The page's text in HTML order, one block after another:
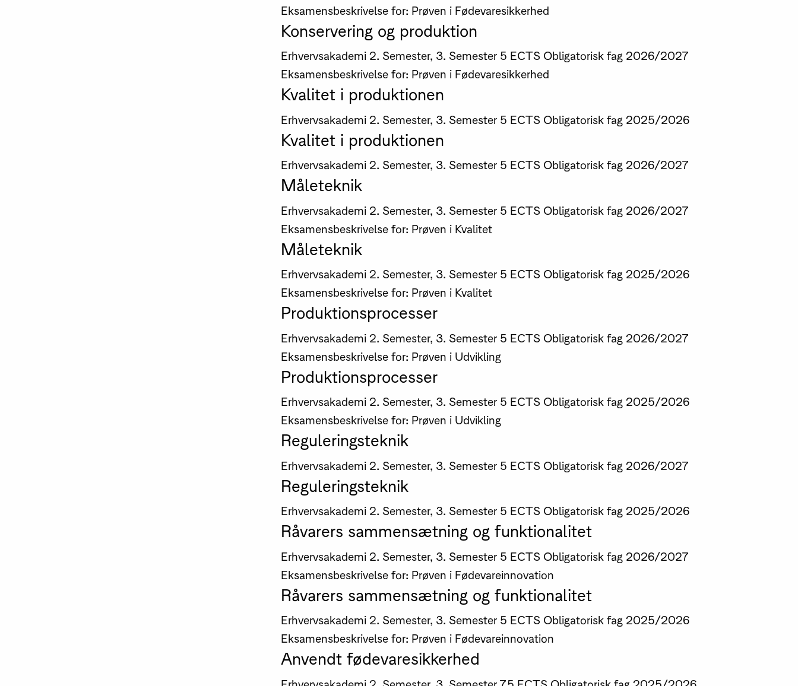
Eksamensbeskrivelse for: Prøven i Fødevaresikkerhed
Konservering og produktion
Erhvervsakademi 2. Semester, 3. Semester 5 ECTS Obligatorisk fag 2026/2027
Eksamensbeskrivelse for: Prøven i Fødevaresikkerhed
Kvalitet i produktionen
Erhvervsakademi 2. Semester, 3. Semester 5 ECTS Obligatorisk fag 2025/2026
Kvalitet i produktionen
Erhvervsakademi 2. Semester, 3. Semester 5 ECTS Obligatorisk fag 2026/2027
Måleteknik
Erhvervsakademi 2. Semester, 3. Semester 5 ECTS Obligatorisk fag 2026/2027
Eksamensbeskrivelse for: Prøven i Kvalitet
Måleteknik
Erhvervsakademi 2. Semester, 3. Semester 5 ECTS Obligatorisk fag 2025/2026
Eksamensbeskrivelse for: Prøven i Kvalitet
Produktionsprocesser
Erhvervsakademi 2. Semester, 3. Semester 5 ECTS Obligatorisk fag 2026/2027
Eksamensbeskrivelse for: Prøven i Udvikling
Produktionsprocesser
Erhvervsakademi 2. Semester, 3. Semester 5 ECTS Obligatorisk fag 2025/2026
Eksamensbeskrivelse for: Prøven i Udvikling
Reguleringsteknik
Erhvervsakademi 2. Semester, 3. Semester 5 ECTS Obligatorisk fag 2026/2027
Reguleringsteknik
Erhvervsakademi 2. Semester, 3. Semester 5 ECTS Obligatorisk fag 2025/2026
Råvarers sammensætning og funktionalitet
Erhvervsakademi 2. Semester, 3. Semester 5 ECTS Obligatorisk fag 2026/2027
Eksamensbeskrivelse for: Prøven i Fødevareinnovation
Råvarers sammensætning og funktionalitet
Erhvervsakademi 2. Semester, 3. Semester 5 ECTS Obligatorisk fag 2025/2026
Eksamensbeskrivelse for: Prøven i Fødevareinnovation
Anvendt fødevaresikkerhed